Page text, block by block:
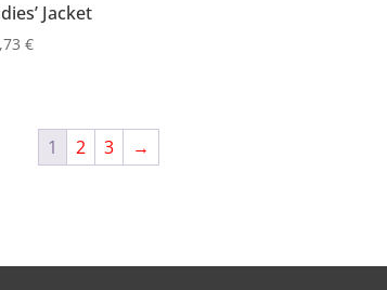
Jacket
€
1 2 3 →